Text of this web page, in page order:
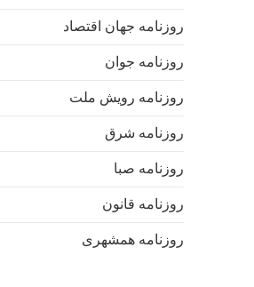
روزنامه جهان اقتصاد
روزنامه جوان
روزنامه رویش ملت
روزنامه شرق
روزنامه صبا
روزنامه قانون
روزنامه همشهری